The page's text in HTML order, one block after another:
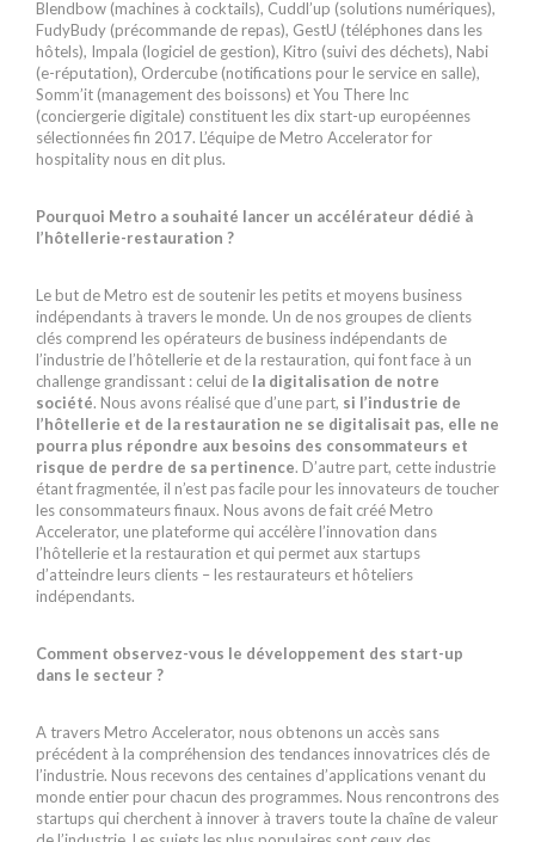
Blendbow (machines à cocktails), Cuddl’up (solutions numériques),
FudyBudy (précommande de repas), GestU (téléphones dans les
hôtels), Impala (logiciel de gestion), Kitro (suivi des déchets), Nabi
(e-réputation), Ordercube (notifications pour le service en salle),
Somm’it (management des boissons) et You There Inc
(conciergerie digitale) constituent les dix start-up européennes
sélectionnées fin 2017. L’équipe de Metro Accelerator for
hospitality nous en dit plus.
Pourquoi Metro a souhaité lancer un accélérateur dédié à
l’hôtellerie-restauration ?
Le but de Metro est de soutenir les petits et moyens business
indépendants à travers le monde. Un de nos groupes de clients
clés comprend les opérateurs de business indépendants de
l’industrie de l’hôtellerie et de la restauration, qui font face à un
challenge grandissant : celui de la digitalisation de notre
société. Nous avons réalisé que d’une part, si l’industrie de
l’hôtellerie et de la restauration ne se digitalisait pas, elle ne
pourra plus répondre aux besoins des consommateurs et
risque de perdre de sa pertinence. D’autre part, cette industrie
étant fragmentée, il n’est pas facile pour les innovateurs de toucher
les consommateurs finaux. Nous avons de fait créé Metro
Accelerator, une plateforme qui accélère l’innovation dans
l’hôtellerie et la restauration et qui permet aux startups
d’atteindre leurs clients – les restaurateurs et hôteliers
indépendants.
Comment observez-vous le développement des start-up
dans le secteur ?
A travers Metro Accelerator, nous obtenons un accès sans
précédent à la compréhension des tendances innovatrices clés de
l’industrie. Nous recevons des centaines d’applications venant du
monde entier pour chacun des programmes. Nous rencontrons des
startups qui cherchent à innover à travers toute la chaîne de valeur